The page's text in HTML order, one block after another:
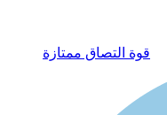
قوة التصاق ممتازة